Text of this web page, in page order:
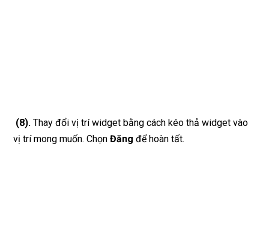
(8). Thay đổi vị trí widget bằng cách kéo thả widget vào
vị trí mong muốn. Chọn Đăng để hoàn tất.